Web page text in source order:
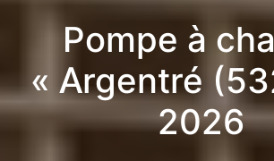
Pompe à
« Argentré
2026